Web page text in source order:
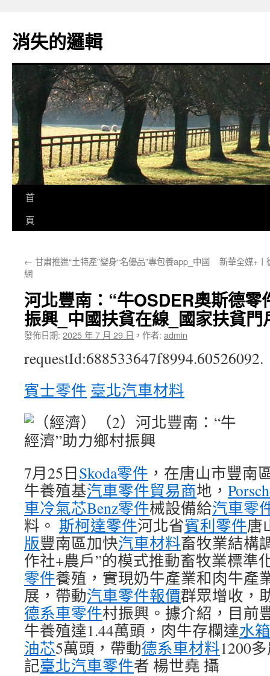
主
要
消失的邏輯
首
頁
← 甘肅推進“土特產”變身“名優品”專包養app_中國
網
新華全媒+丨
河北豐南：“牛OSDER奧斯德零
振興_中國扶貧在線_國家扶貧門
發佈日期: 2025 年 7 月 29 日 ， 作者: admin
requestId:688533647f8994.60526092.
賓士零件 臺北汽車材料
7月25日Skoda零件 ，在唐山市豐南
牛養殖基汽車零件貿易商地，
車冷氣芯Benz零件械設備給汽車零
料。 斯柯達零件河北省賓利零件唐
版豐南區加快汽車材料畜牧業結構
作社+農戶”的模式推動畜牧業標準
零件養殖，實現奶牛產業和肉牛產
展，帶動汽車零件報價群眾增收，
德系車零件村振興。據介紹，目前
牛養殖達1.44萬頭，肉牛存欄達水
油芯5萬頭，帶動德系車材料1200
記臺北汽車零件者 楊世堯 攝